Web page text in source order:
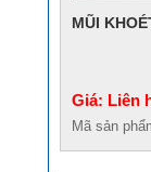
MŨI
Giá: Liên
Mã sản